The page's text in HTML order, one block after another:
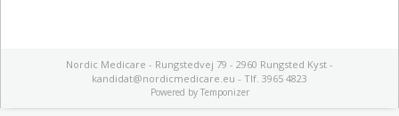
Nordic Medicare - Rungstedvej 79 - 2960 Rungsted Kyst -
kandidat@nordicmedicare.eu - Tlf. 3965 4823
Powered by Temponizer